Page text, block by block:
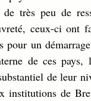
très peu de
ceux-ci ont
pour un
de ces
de leur
institutions de